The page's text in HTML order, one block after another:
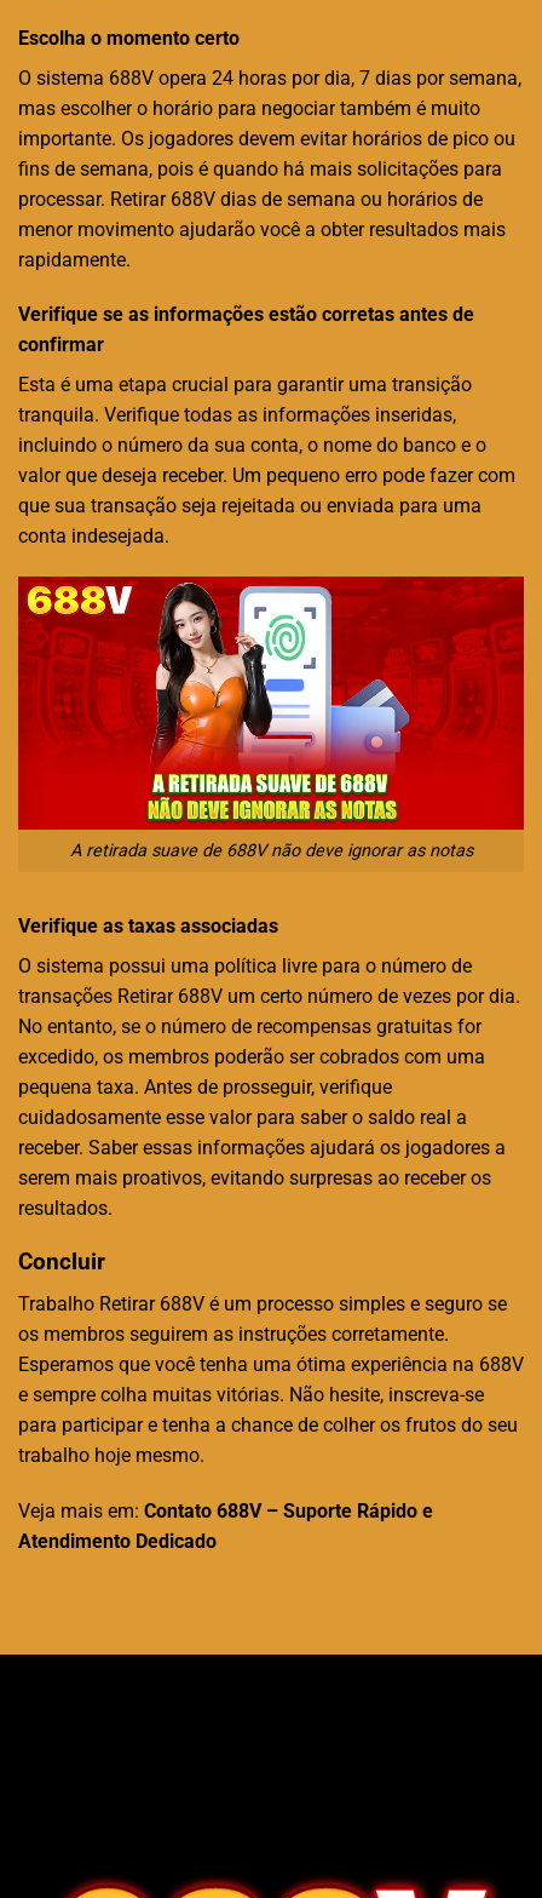
Escolha o momento certo
O sistema 688V opera 24 horas por dia, 7 dias por semana,
mas escolher o horário para negociar também é muito
importante. Os jogadores devem evitar horários de pico ou
fins de semana, pois é quando há mais solicitações para
processar. Retirar 688V dias de semana ou horários de
menor movimento ajudarão você a obter resultados mais
rapidamente.
Verifique se as informações estão corretas antes de
confirmar
Esta é uma etapa crucial para garantir uma transição
tranquila. Verifique todas as informações inseridas,
incluindo o número da sua conta, o nome do banco e o
valor que deseja receber. Um pequeno erro pode fazer com
que sua transação seja rejeitada ou enviada para uma
conta indesejada.
A retirada suave de 688V não deve ignorar as notas
Verifique as taxas associadas
O sistema possui uma política livre para o número de
transações Retirar 688V um certo número de vezes por dia.
No entanto, se o número de recompensas gratuitas for
excedido, os membros poderão ser cobrados com uma
pequena taxa. Antes de prosseguir, verifique
cuidadosamente esse valor para saber o saldo real a
receber. Saber essas informações ajudará os jogadores a
serem mais proativos, evitando surpresas ao receber os
resultados.
Concluir
Trabalho Retirar 688V é um processo simples e seguro se
os membros seguirem as instruções corretamente.
Esperamos que você tenha uma ótima experiência na 688V
e sempre colha muitas vitórias. Não hesite, inscreva-se
para participar e tenha a chance de colher os frutos do seu
trabalho hoje mesmo.
Veja mais em: Contato 688V – Suporte Rápido e
Atendimento Dedicado